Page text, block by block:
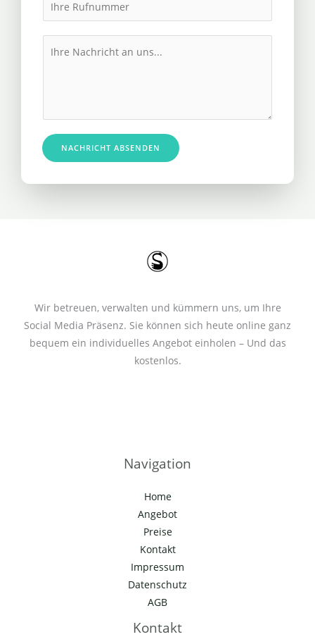
h
r
n
u
m
e
NACHRICHT ABSENDEN
Wir betreuen, verwalten und kümmern uns, um Ihre
Social Media Präsenz. Sie können sich heute online ganz
bequem ein individuelles Angebot einholen – Und das
kostenlos.
Navigation
Home
Angebot
Preise
Kontakt
Impressum
Datenschutz
AGB
Kontakt